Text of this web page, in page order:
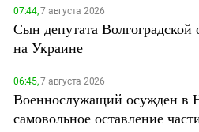
07:44,7 августа 2026
Сын депутата
на Украине
06:45,7 августа 2026
Военнослужащий осужден в
самовольное оставление